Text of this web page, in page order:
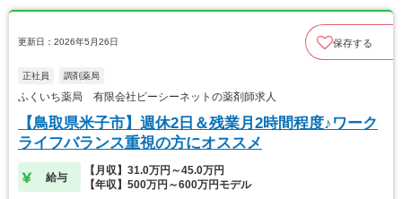
更新日：2026年5月26日 保存する
正社員 調剤薬局
ふくいち薬局 有限会社ピーシーネットの薬剤師求人
【鳥取県米子市】週休2日＆残業月2時間程度♪ワーク
ライフバランス重視の方にオススメ
給与
【月収】31.0万円～45.0万円
【年収】500万円～600万円モデル